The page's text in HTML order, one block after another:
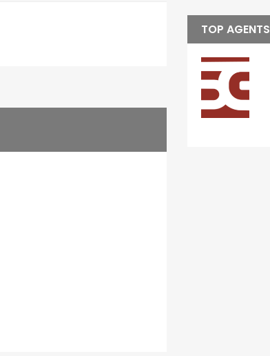
TOP AGENTS